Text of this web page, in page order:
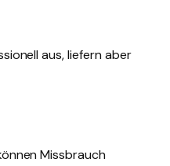
aus, liefern aber
Missbrauch